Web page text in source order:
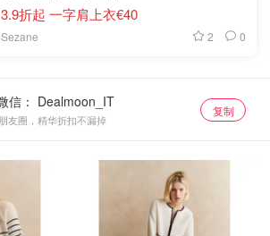
3.9折起 一字肩上衣€40
Sezane 2 0
信：
友圈，精华折扣不漏掉
复制